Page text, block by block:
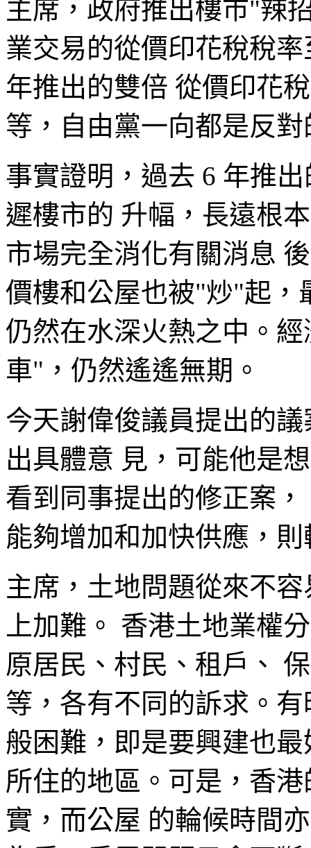
主席，政府推出樓市"辣
業交易的從價印花稅稅
年推出的雙倍 從價印花
等，自由黨一向都是反對
事實證明，過去 6 年推
遲樓市的 升幅，長遠根
市場完全消化有關消息
價樓和公屋也被"炒"起，
仍然在水深火熱之中。
車"，仍然遙遙無期。
今天謝偉俊議員提出的
出具體意 見，可能他是
看到同事提出的修正案
能夠增加和加快供應，
主席，土地問題從來不
上加難。 香港土地業權
原居民、村民、租戶、
等，各有不同的訴求。
般困難，即是要興建也
所住的地區。可是，香
實，而公屋 的輪候時間